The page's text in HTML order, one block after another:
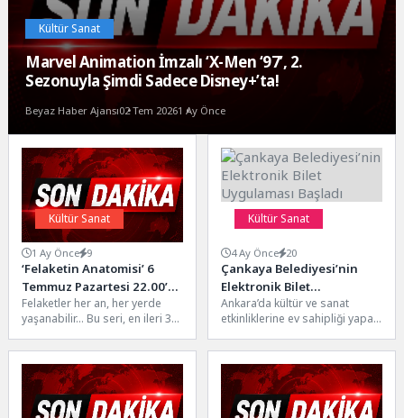
Kültür Sanat
Marvel Animation İmzalı ‘X-Men ‘97’, 2.
Sezonuyla Şimdi Sadece Disney+’ta!
Beyaz Haber Ajansı02 Tem 20261 Ay Önce
Kültür Sanat
1 Ay Önce 9
‘Felaketin Anatomisi’ 6
Temmuz Pazartesi 22.00’de
National Geographic
Ekranlarında Başlıyor!
Felaketler her an, her yerde
yaşanabilir… Bu seri, en ileri 3D
gerçek...
Kültür Sanat
4 Ay Önce 20
Çankaya Belediyesi’nin
Elektronik Bilet
Uygulaması Başladı
Ankara’da kültür ve sanat
etkinliklerine ev sahipliği yapan
geçirdiği elektronik bilet
uygulaması...